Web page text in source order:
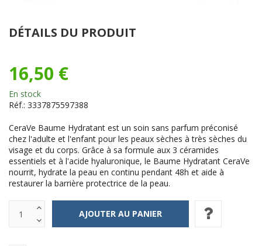
DÉTAILS DU PRODUIT
16,50 €
En stock
Réf.: 3337875597388
CeraVe Baume Hydratant est un soin sans parfum préconisé
chez l'adulte et l'enfant pour les peaux sèches à très sèches du
visage et du corps. Grâce à sa formule aux 3 céramides
essentiels et à l'acide hyaluronique, le Baume Hydratant CeraVe
nourrit, hydrate la peau en continu pendant 48h et aide à
restaurer la barrière protectrice de la peau.